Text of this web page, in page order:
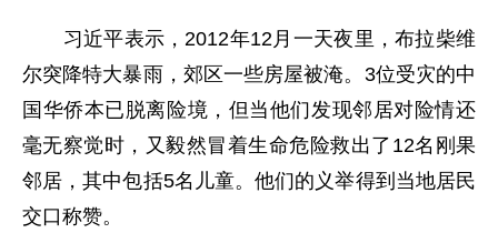
习近平表示，2012年12月一天夜里，布拉柴维
尔突降特大暴雨，郊区一些房屋被淹。3位受灾的中
国华侨本已脱离险境，但当他们发现邻居对险情还
毫无察觉时，又毅然冒着生命危险救出了12名刚果
邻居，其中包括5名儿童。他们的义举得到当地居民
交口称赞。